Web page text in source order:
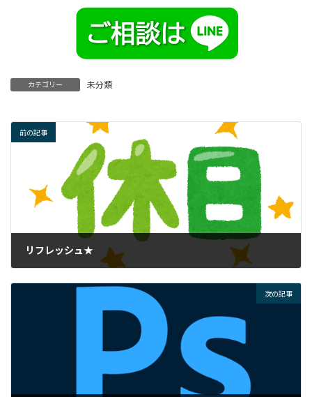
カテゴリー 未分類
前の記事
リフレッシュ★
次の記事